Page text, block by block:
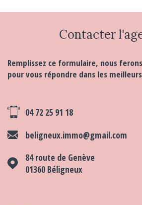
Contacter
Remplissez ce formulaire, nous
pour vous répondre dans les
04 72 25 91 18
beligneux.immo@gmail.com
84 route de Genève
01360 Béligneux